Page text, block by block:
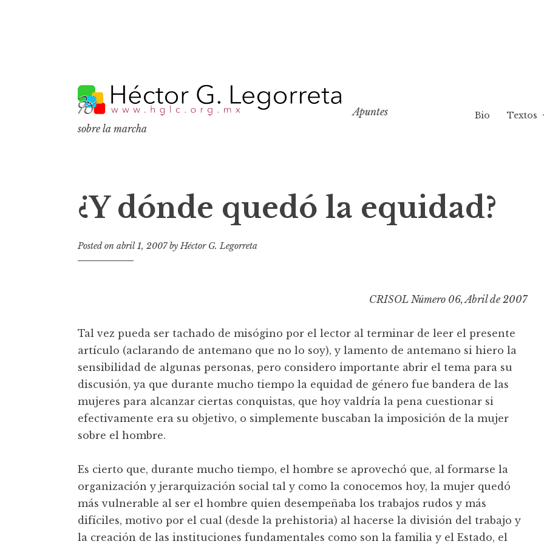
k
i
p
o
n
e
n
Apuntes
sobre la marcha
Bio Textos
¿Y dónde quedó la equidad?
Posted on abril 1, 2007byHéctor G. Legorreta
CRISOL Número 06, Abril de 2007
Tal vez pueda ser tachado de misógino por el lector al terminar de leer el presente
artículo (aclarando de antemano que no lo soy), y lamento de antemano si hiero la
sensibilidad de algunas personas, pero considero importante abrir el tema para su
discusión, ya que durante mucho tiempo la equidad de género fue bandera de las
mujeres para alcanzar ciertas conquistas, que hoy valdría la pena cuestionar si
efectivamente era su objetivo, o simplemente buscaban la imposición de la mujer
sobre el hombre.
Es cierto que, durante mucho tiempo, el hombre se aprovechó que, al formarse la
organización y jerarquización social tal y como la conocemos hoy, la mujer quedó
más vulnerable al ser el hombre quien desempeñaba los trabajos rudos y más
difíciles, motivo por el cual (desde la prehistoria) al hacerse la división del trabajo y
la creación de las instituciones fundamentales como son la familia y el Estado, el